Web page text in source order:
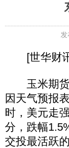
[世华财讯
玉米期货
因天气预报
时，美元走
分，跌幅
交投最活跃